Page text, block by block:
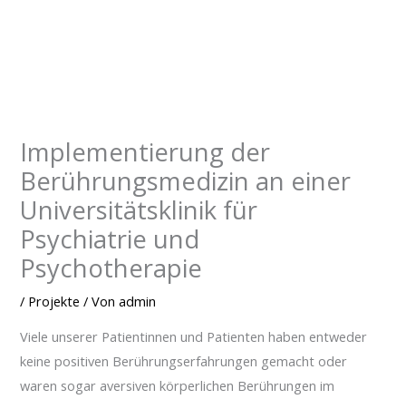
Implementierung der
Berührungsmedizin an einer
Universitätsklinik für
Psychiatrie und
Psychotherapie
/ Projekte / Vonadmin
Viele unserer Patientinnen und Patienten haben entweder
keine positiven Berührungserfahrungen gemacht oder
waren sogar aversiven körperlichen Berührungen im